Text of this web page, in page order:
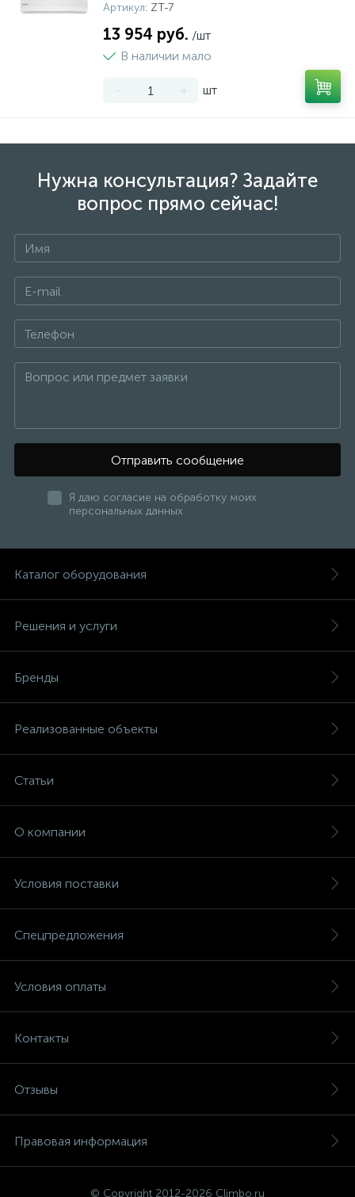
Артикул: ZT-7
13 954 руб. /шт
В наличии мало
- + шт
Нужна консультация? Задайте
вопрос прямо сейчас!
Отправить сообщение
Я даю согласие на обработку моих
персональных данных
Каталог оборудования
Решения и услуги
Бренды
Реализованные объекты
Статьи
О компании
Условия поставки
Спецпредложения
Условия оплаты
Контакты
Отзывы
Правовая информация
© Copyright 2012-2026 Climbo.ru